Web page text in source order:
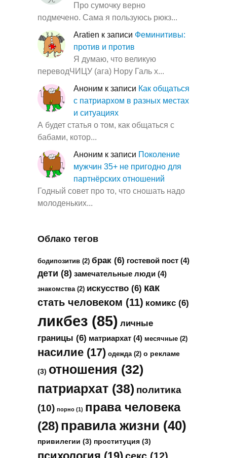
Про сумочку верно
подмечено. Сама я пользуюсь рюкз...
Aratien к записи Феминитивы:
против и против
Я думаю, что великую
переводЧИЦУ (ага) Нору Галь х...
Аноним к записи Как общаться
с патриархом в разных местах
и ситуациях
А будет статья о том, как общаться с
бабами, котор...
Аноним к записи Поколение
мужчин 35+ не пригодно для
партнёрских отношений
Годный совет про то, что сношать надо
молоденьких...
Облако тегов
бодипозитив (2) брак (6) гостевой пост (4)
дети (8) замечательные люди (4)
знакомства(2) искусство (6) как
стать человеком (11) комикс (6)
ликбез (85) личные
границы (6) матриархат (4) месячные (2)
насилие (17) одежда(2) о рекламе
(3) отношения (32)
патриархат (38) политика
(10) порно (1) права человека
(28) правила жизни (40)
привилегии (3) проституция (3)